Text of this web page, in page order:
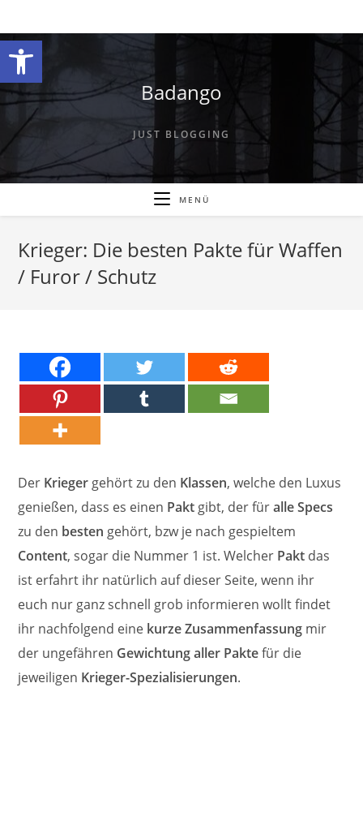
Werkzeugleiste öffnen
Inhalt
springen
Badango
JUST BLOGGING
MENÜ
Krieger: Die besten Pakte für Waffen
/ Furor / Schutz
Der Krieger gehört zu den Klassen, welche den Luxus
genießen, dass es einen Pakt gibt, der füralle Specs
zu den besten gehört, bzw je nach gespieltem
Content, sogar die Nummer 1 ist. Welcher Pakt das
ist erfahrt ihr natürlich auf dieser Seite, wenn ihr
euch nur ganz schnell grob informieren wollt findet
ihr nachfolgend eine kurze Zusammenfassung mir
der ungefähren Gewichtung aller Paktefür die
jeweiligen Krieger-Spezialisierungen.